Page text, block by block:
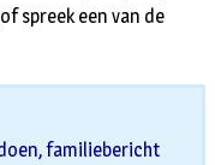
of spreek een van de
familiebericht